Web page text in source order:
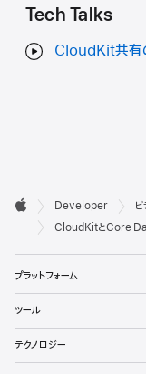
Tech Talks
CloudKit共有
デ
ロ
ッ
パ
向

Apple
Developer
CloudKitとCore
プラットフォーム
ツール
テクノロジー